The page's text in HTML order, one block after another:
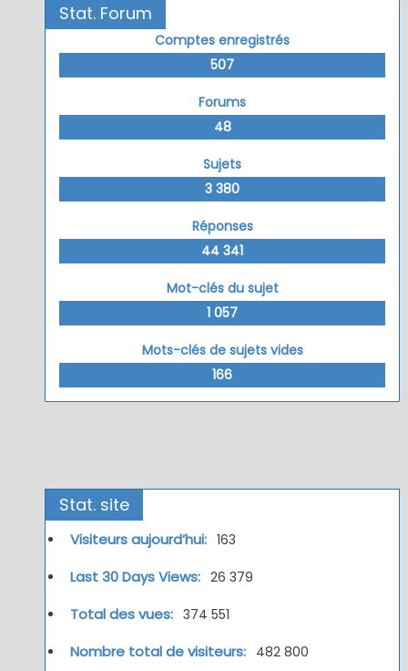
Stat. Forum
Comptes enregistrés
507
Forums
48
Sujets
3 380
Réponses
44 341
Mot-clés du sujet
1 057
Mots-clés de sujets vides
166
Stat. site
Visiteurs aujourd’hui: 163
Last 30 Days Views: 26 379
Total des vues: 374 551
Nombre total de visiteurs: 482 800